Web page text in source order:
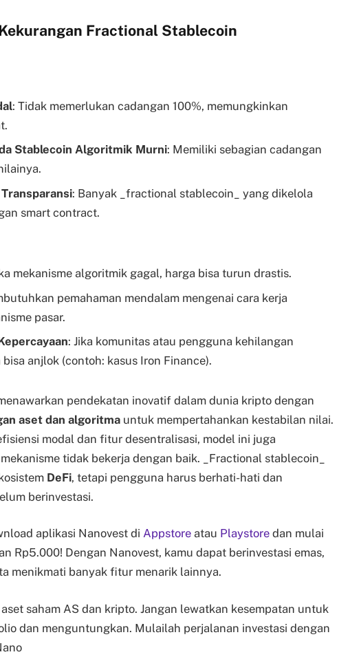
Fractional Stablecoin
: Tidak memerlukan cadangan 100%, memungkinkan
Stablecoin Algoritmik Murni: Memiliki sebagian cadangan
: Banyak _fractional stablecoin_ yang dikelola
smart contract.
mekanisme algoritmik gagal, harga bisa turun drastis.
pemahaman mendalam mengenai cara kerja
pasar.
: Jika komunitas atau pengguna kehilangan
anjlok (contoh: kasus Iron Finance).
pendekatan inovatif dalam dunia kripto dengan
aset dan algoritma untuk mempertahankan kestabilan nilai.
modal dan fitur desentralisasi, model ini juga
tidak bekerja dengan baik. _Fractional stablecoin_
DeFi, tetapi pengguna harus berhati-hati dan
berinvestasi.
aplikasi Nanovest di Appstore atau Playstore dan mulai
Rp5.000! Dengan Nanovest, kamu dapat berinvestasi emas,
menikmati banyak fitur menarik lainnya.
saham AS dan kripto. Jangan lewatkan kesempatan untuk
dan menguntungkan. Mulailah perjalanan investasi dengan